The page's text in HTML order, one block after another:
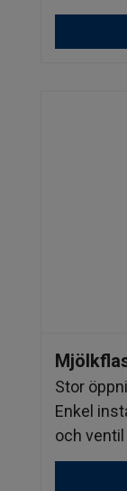
Stor
Enkel
och ventil